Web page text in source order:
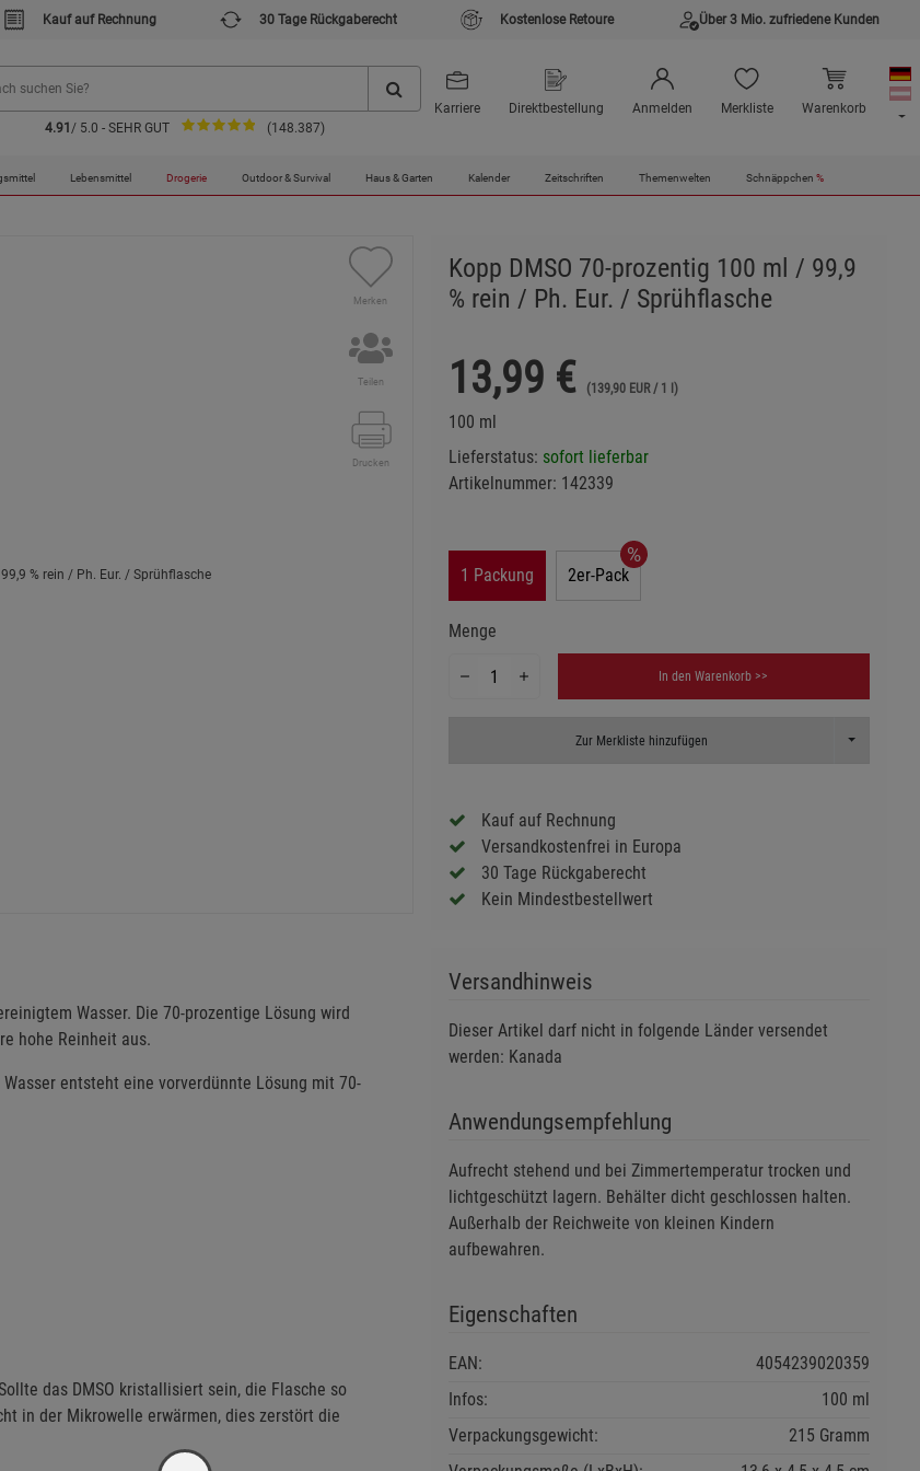
Kauf auf Rechnung 30 Tage Rückgaberecht Kostenlose Retoure Über 3 Mio. zufriedene Kunden
4.91 / 5.0 - SEHR GUT (148.387)
Karriere Direktbestellung Anmelden Merkliste Warenkorb
Lebensmittel Drogerie Outdoor & Survival Haus & Garten Kalender Zeitschriften Themenwelten Schnäppchen %
Merken
Teilen
Drucken
Kopp DMSO 70-prozentig 100 ml / 99,9
% rein / Ph. Eur. / Sprühflasche
13,99 € (139,90 EUR / 1 l)
100 ml
Lieferstatus: sofort lieferbar
Artikelnummer: 142339
1 Packung 2er-Pack
Menge
In den Warenkorb >>
Zur Merkliste hinzufügen Toggle
Kauf auf Rechnung
Versandkostenfrei in Europa
30 Tage Rückgaberecht
Kein Mindestbestellwert
Wasser. Die 70-prozentige Lösung wird
hohe Reinheit aus.
entsteht eine vorverdünnte Lösung mit 70-
das DMSO kristallisiert sein, die Flasche so
in der Mikrowelle erwärmen, dies zerstört die
Versandhinweis
Dieser Artikel darf nicht in folgende Länder versendet
werden: Kanada
Anwendungsempfehlung
Aufrecht stehend und bei Zimmertemperatur trocken und
lichtgeschützt lagern. Behälter dicht geschlossen halten.
Außerhalb der Reichweite von kleinen Kindern
aufbewahren.
Eigenschaften
EAN:
4054239020359
Infos:
100 ml
Verpackungsgewicht:
215 Gramm